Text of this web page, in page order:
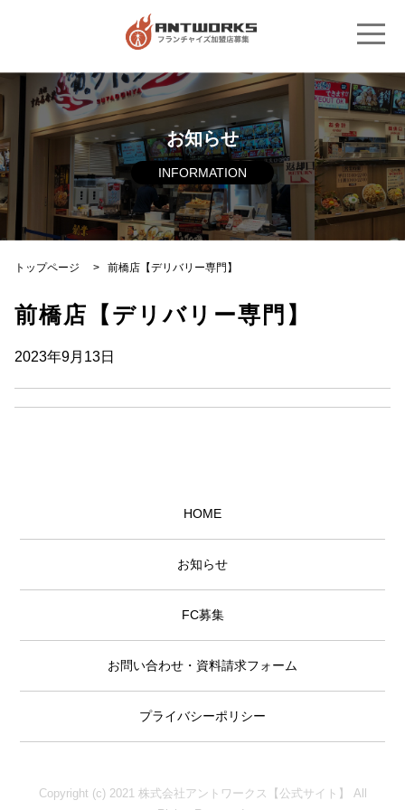
お知らせ
INFORMATION
トップページ > 前橋店【デリバリー専門】
前橋店【デリバリー専門】
2023年9月13日
HOME
お知らせ
FC募集
お問い合わせ・資料請求フォーム
プライバシーポリシー
Copyright (c) 2021 株式会社アントワークス【公式サイト】 All